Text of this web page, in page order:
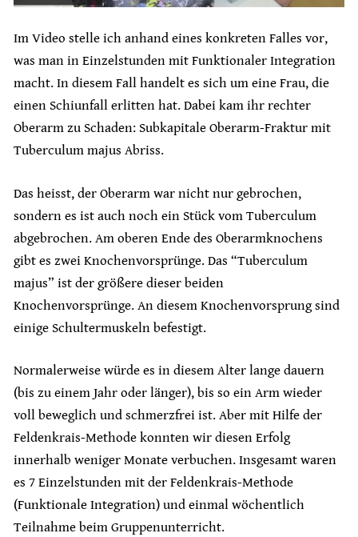
Im Video stelle ich anhand eines konkreten Falles vor,
was man in Einzelstunden mit Funktionaler Integration
macht. In diesem Fall handelt es sich um eine Frau, die
einen Schiunfall erlitten hat. Dabei kam ihr rechter
Oberarm zu Schaden: Subkapitale Oberarm-Fraktur mit
Tuberculum majus Abriss.
Das heisst, der Oberarm war nicht nur gebrochen,
sondern es ist auch noch ein Stück vom Tuberculum
abgebrochen. Am oberen Ende des Oberarmknochens
gibt es zwei Knochenvorsprünge. Das “Tuberculum
majus” ist der größere dieser beiden
Knochenvorsprünge. An diesem Knochenvorsprung sind
einige Schultermuskeln befestigt.
Normalerweise würde es in diesem Alter lange dauern
(bis zu einem Jahr oder länger), bis so ein Arm wieder
voll beweglich und schmerzfrei ist. Aber mit Hilfe der
Feldenkrais-Methode konnten wir diesen Erfolg
innerhalb weniger Monate verbuchen. Insgesamt waren
es 7 Einzelstunden mit der Feldenkrais-Methode
(Funktionale Integration) und einmal wöchentlich
Teilnahme beim Gruppenunterricht.